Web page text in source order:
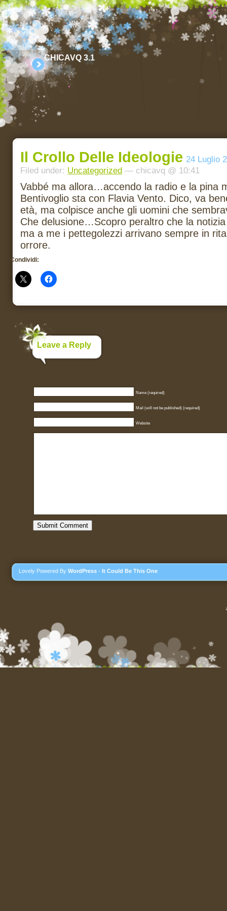
CHICAVQ 3.1
Il Crollo Delle Ideologie 24 Luglio
Filed under: Uncategorized — chicavq @ 10:41
Vabbé ma allora…accendo la radio e la pina
Bentivoglio sta con Flavia Vento. Dico, va
età, ma colpisce anche gli uomini che
Che delusione…Scopro peraltro che la
ma a me i pettegolezzi arrivano sempre in
orrore.
Condividi:
Leave a Reply
Name (required)
Mail (will not be published) (required)
Website
Lovely Powered By WordPress - It Could Be This One